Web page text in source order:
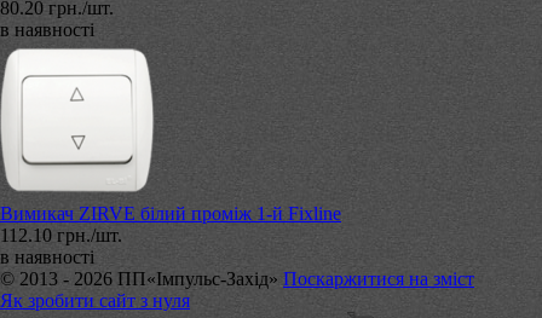
80.20 грн./шт.
в наявності
Вимикач ZIRVE білий проміж 1-й Fixline
112.10 грн./шт.
в наявності
© 2013 - 2026 ПП«Імпульс-Захід» Поскаржитися на зміст
Як зробити сайт з нуля